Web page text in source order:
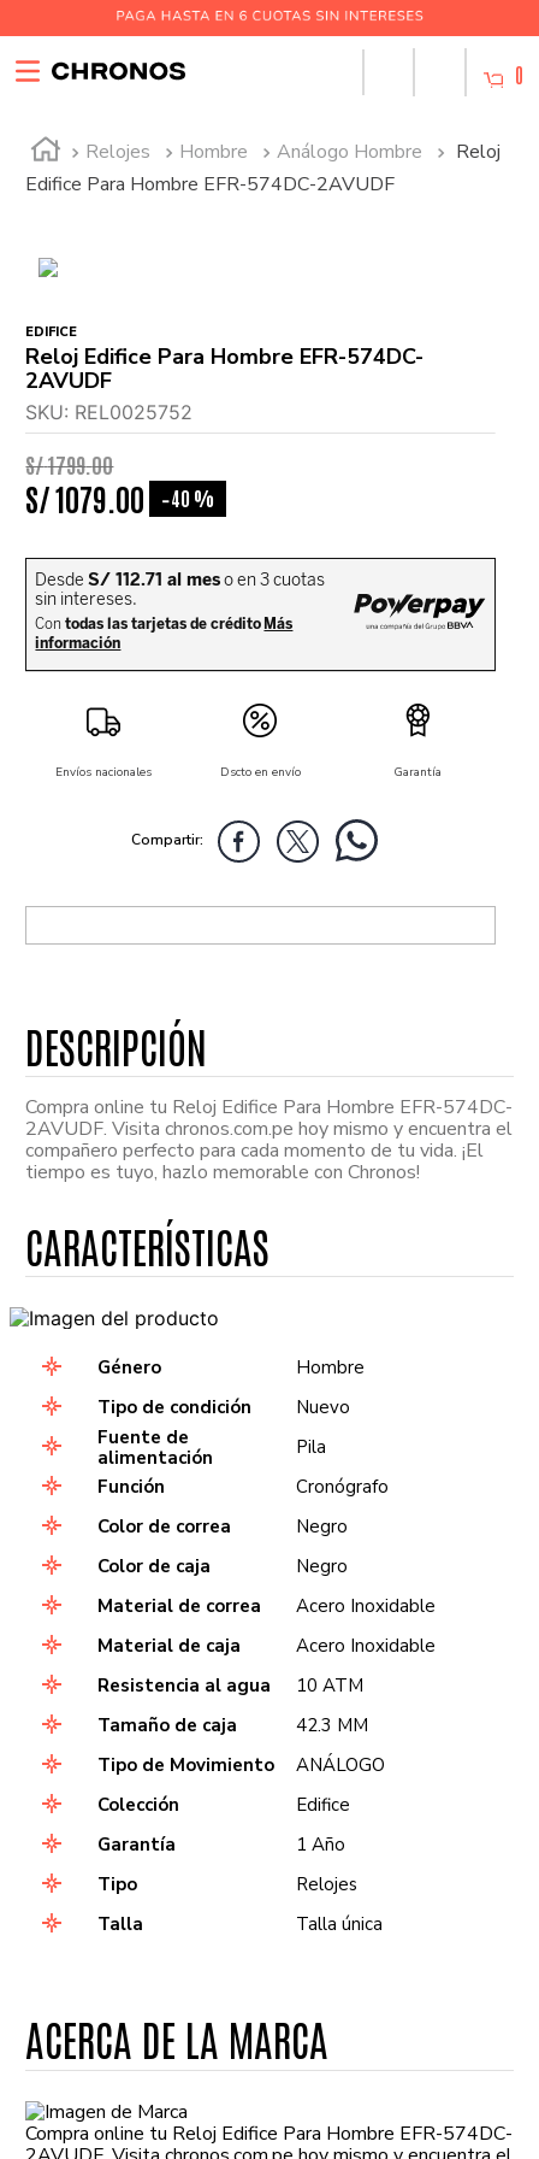
0
Relojes Hombre Análogo Hombre
Reloj
Edifice Para Hombre EFR-574DC-2AVUDF
EDIFICE
Reloj Edifice Para Hombre EFR-574DC-
2AVUDF
SKU: REL0025752
S/1799.00
S/1079 00 -40 %
Envíos nacionales Dscto en envío Garantía
Compra online tu Reloj Edifice Para Hombre EFR-574DC-
2AVUDF. Visita chronos.com.pe hoy mismo y encuentra el
compañero perfecto para cada momento de tu vida. ¡El
tiempo es tuyo, hazlo memorable con Chronos!
Género
Hombre
Tipo de condición
Nuevo
Fuente de
alimentación
Pila
Función
Cronógrafo
Color de correa
Negro
Color de caja
Negro
Material de correa
Acero Inoxidable
Material de caja
Acero Inoxidable
Resistencia al agua
10 ATM
Tamaño de caja
42.3 MM
Tipo de Movimiento
ANÁLOGO
Colección
Edifice
Garantía
1 Año
Tipo
Relojes
Talla
Talla única
ACERCA DE LA MARCA
Compra online tu Reloj Edifice Para Hombre EFR-574DC-